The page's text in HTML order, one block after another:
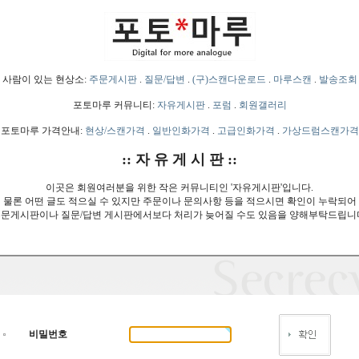
사람이 있는 현상소: 주문게시판. 질문/답변 . (구)스캔다운로드 . 마루스캔 . 발송조회
포토마루 커뮤니티: 자유게시판. 포럼 . 회원갤러리
포토마루 가격안내: 현상/스캔가격 . 일반인화가격 . 고급인화가격 . 가상드럼스캔가격
:: 자 유 게 시 판 ::
이곳은 회원여러분을 위한 작은 커뮤니티인 '자유게시판'입니다.
물론 어떤 글도 적으실 수 있지만 주문이나 문의사항 등을 적으시면 확인이 누락되어
게시판이나 질문/답변 게시판에서보다 처리가 늦어질 수도 있음을 양해부탁드립니
비밀번호